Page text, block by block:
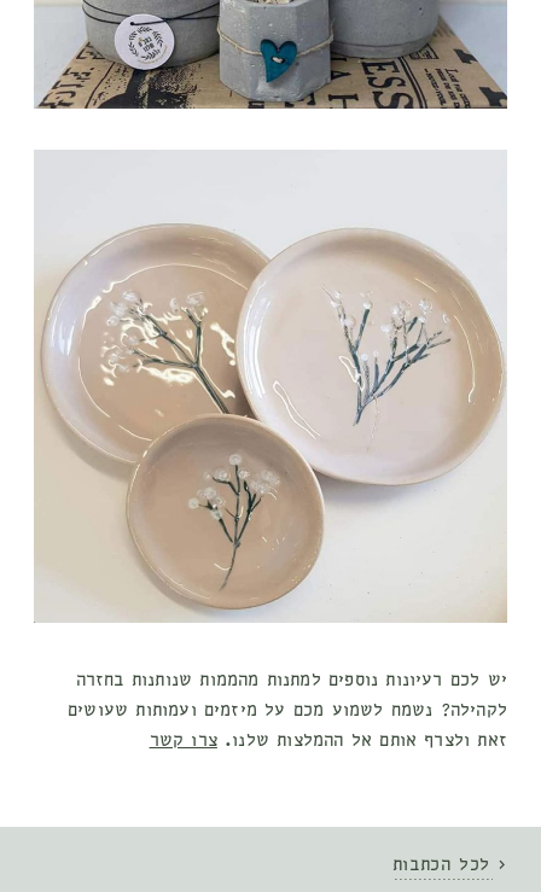
יש לכם רעיונות נוספים למתנות מהממות שנותנות בחזרה
לקהילה? נשמח לשמוע מכם על מיזמים ועמותות שעושים
זאת ולצרף אותם אל ההמלצות שלנו.צרו קשר
< לכל הכתבות